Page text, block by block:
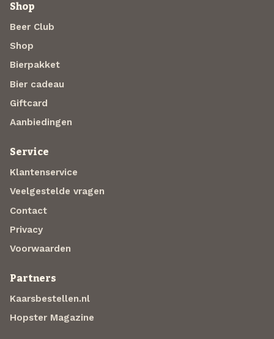
Shop
Beer Club
Shop
Bierpakket
Bier cadeau
Giftcard
Aanbiedingen
Service
Klantenservice
Veelgestelde vragen
Contact
Privacy
Voorwaarden
Partners
Kaarsbestellen.nl
Hopster Magazine